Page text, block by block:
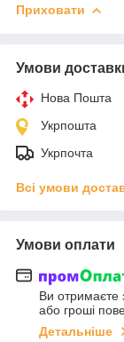
Приховати
Умови
Нова Пошта
Укрпошта
Укрпочта
Всі умови
Умови оплати
Ви отримаєте
або гроші
Детальніше